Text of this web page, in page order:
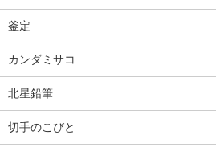
釜定
カンダミサコ
北星鉛筆
切手のこびと